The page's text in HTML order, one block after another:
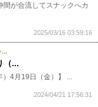
間が合流してスナックへカ
2025/03/16 03:59:16
...
（...
4月19日（金）】 ...
2024/04/21 17:56:31